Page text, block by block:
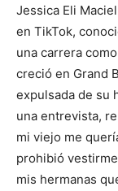
Jessica Eli
en TikTok,
una carrera
creció en Grand
expulsada de su
una entrevista,
mi viejo me
prohibió
mis hermanas